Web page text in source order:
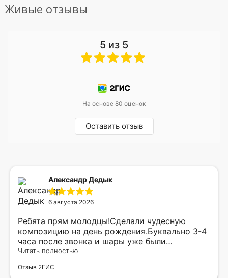
Живые отзывы
5 из 5
На основе 80 оценок
Оставить отзыв
Александр Дедык
6 августа 2026
Ребята прям молодцы!Сделали чудесную
композицию на день рождения.Буквально 3-4
часа после звонка и шары уже были
доставлены мне по адресу.Качество
рада.
Читать полностью
Отзыв 2ГИС